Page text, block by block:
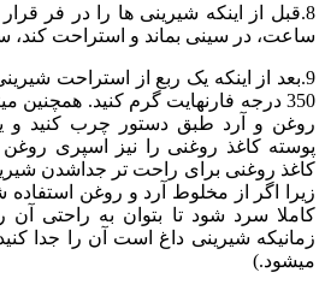
8.قبل از اینکه شیرینی ها را در فر
ساعت، در سینی بماند و استراحت کند،
9.بعد از اینکه یک ربع از استراحت
350 درجه فارنهایت گرم کنید. همچنین
روغن و آرد طبق دستور چرب کنید و یا
پوسته کاغذ روغنی را نیز اسپری روغن
کاغذ روغنی برای راحت تر جداشدن
زیرا اگر از مخلوط آرد و روغن استفاده
کاملا سرد شود تا بتوان به راحتی آن
زمانیکه شیرینی داغ است آن را جدا
میشود.)